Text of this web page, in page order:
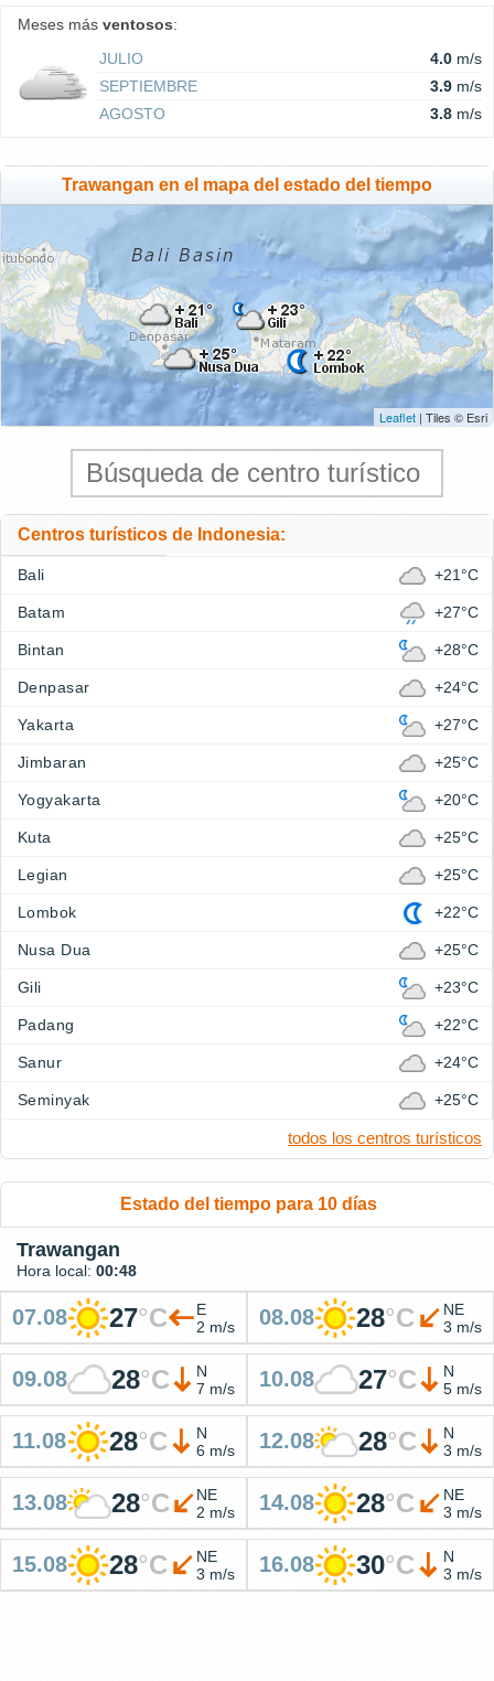
Meses más ventosos:
JULIO
4.0 m/s
SEPTIEMBRE
3.9 m/s
AGOSTO
3.8 m/s
Trawangan en el mapa del estado del tiempo
Leaflet | Tiles © Esri
Centros turísticos de Indonesia:
Bali +21°C
Batam +27°C
Bintan +28°C
Denpasar +24°C
Yakarta +27°C
Jimbaran +25°C
Yogyakarta +20°C
Kuta +25°C
Legian +25°C
Lombok +22°C
Nusa Dua +25°C
Gili +23°C
Padang +22°C
Sanur +24°C
Seminyak +25°C
todos los centros turísticos
Estado del tiempo para 10 días
Trawangan
Hora local: 00:48
07.08 27°C
E
2 m/s
08.08 28°C
NE
3 m/s
09.08 28°C
N
7 m/s
10.08 27°C
N
5 m/s
11.08 28°C
N
6 m/s
12.08 28°C
N
3 m/s
13.08 28°C
NE
2 m/s
14.08 28°C
NE
3 m/s
15.08 28°C
NE
3 m/s
16.08 30°C
N
3 m/s